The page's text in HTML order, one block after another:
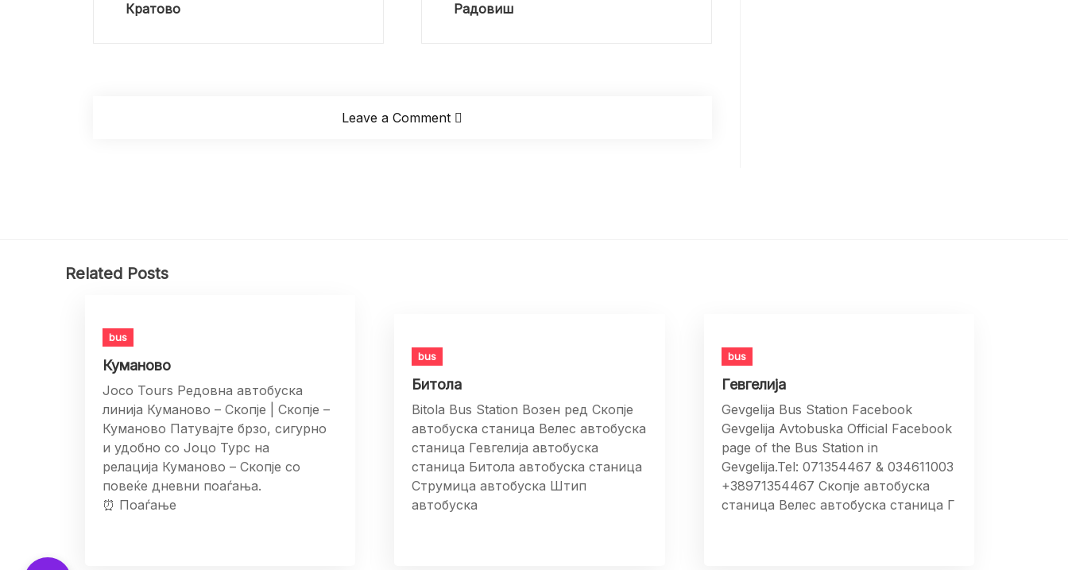
Кратово
Радовиш
Leave a Comment
Related Posts
bus
Куманово
Joco Tours Редовна автобуска
линија Куманово – Скопје | Скопје –
Куманово Патувајте брзо, сигурно
и удобно со Јоцо Турс на
релација Куманово – Скопје со
повеќе дневни поаѓања.
⏰ Поаѓање
bus
Битола
Bitola Bus Station Возен ред Скопје
автобуска станица Велес автобуска
станица Гевгелија автобуска
станица Битола автобуска станица
Струмица автобуска Штип
автобуска
bus
Гевгелија
Gevgelija Bus Station Facebook
Gevgelija Avtobuska Official Facebook
page of the Bus Station in
Gevgelija.Tel: 071354467 & 034611003
+38971354467 Скопје автобуска
станица Велес автобуска станица Г